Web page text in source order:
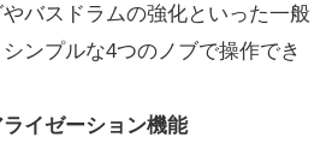
バスドラムの強化といった一般
ンプルな4つのノブで操作でき
イゼーション機能